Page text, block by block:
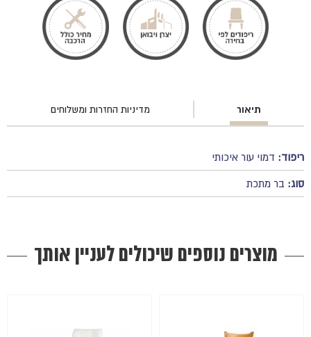
תיאור מדיניות החזרות ומשלוחים
ריפוד: דמוי עור איכותי
סוג: בר מתכת
מוצרים נוספים שיכולים לעניין אותך